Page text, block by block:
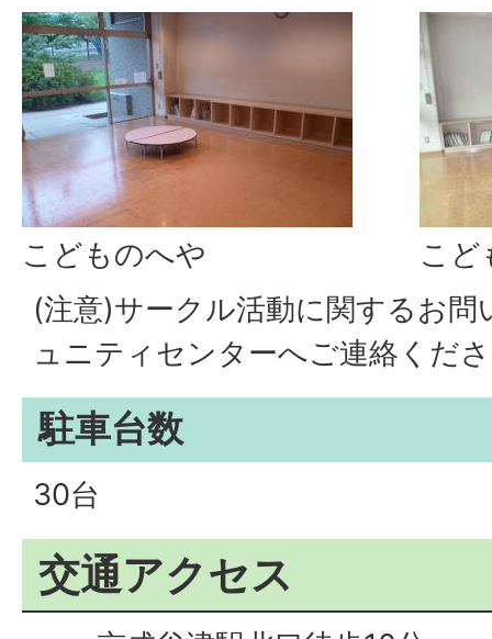
こどものへや
こど
(注意)サークル活動に関するお
ュニティセンターへご連絡くだ
駐車台数
30台
交通アクセス